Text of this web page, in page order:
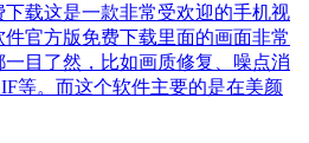
载这是一款非常受欢迎的手机视
官方版免费下载里面的画面非常
目了然，比如画质修复、噪点消
等。而这个软件主要的是在美颜